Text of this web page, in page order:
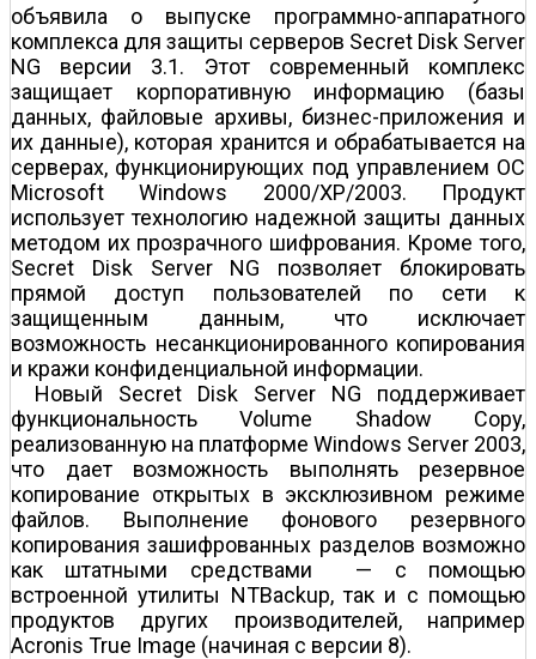
объявила о выпуске программно-аппаратного
комплекса для защиты серверов Secret Disk Server
NG версии 3.1. Этот современный комплекс
защищает корпоративную информацию (базы
данных, файловые архивы, бизнес-приложения и
их данные), которая хранится и обрабатывается на
серверах, функционирующих под управлением ОС
Microsoft Windows 2000/XP/2003. Продукт
использует технологию надежной защиты данных
методом их прозрачного шифрования. Кроме того,
Secret Disk Server NG позволяет блокировать
прямой доступ пользователей по сети к
защищенным данным, что исключает
возможность несанкционированного копирования
и кражи конфиденциальной информации.
Новый Secret Disk Server NG поддерживает
функциональность Volume Shadow Copy,
реализованную на платформе Windows Server 2003,
что дает возможность выполнять резервное
копирование открытых в эксклюзивном режиме
файлов. Выполнение фонового резервного
копирования зашифрованных разделов возможно
как штатными средствами — с помощью
встроенной утилиты NTBackup, так и с помощью
продуктов других производителей, например
Acronis True Image (начиная с версии 8).